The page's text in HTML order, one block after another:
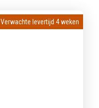
Verwachte levertijd 4 weken
Verwachte levertijd 4 weken